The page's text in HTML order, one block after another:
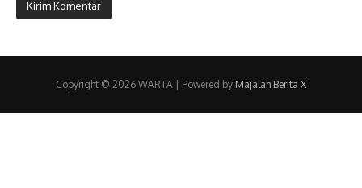
Copyright © 2026 WARTA | Powered by Majalah Berita X